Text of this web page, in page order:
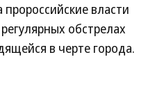
пророссийские власти
обстрелах
в черте города.